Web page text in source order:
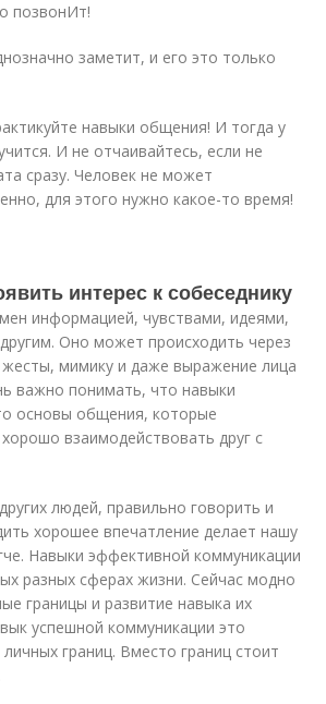
позвонИт!
заметит, и его это только
навыки общения! И тогда у
И не отчаивайтесь, если не
сразу. Человек не может
для этого нужно какое-то время!
интерес к собеседнику
информацией, чувствами, идеями,
Оно может происходить через
мимику и даже выражение лица
важно понимать, что навыки
основы общения, которые
взаимодействовать друг с
людей, правильно говорить и
хорошее впечатление делает нашу
Навыки эффективной коммуникации
разных сферах жизни. Сейчас модно
границы и развитие навыка их
успешной коммуникации это
границ. Вместо границ стоит